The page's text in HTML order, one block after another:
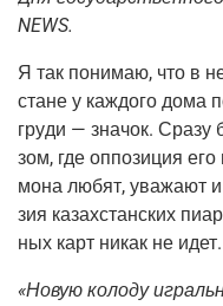
NEWS.
Я так пони­маю, что в
стане у каж­до­го дома
гру­ди — зна­чок.
зом, где оппо­зи­ция
мо­на любят, ува­жа­ют
зия казах­стан­ских
ных карт никак не идет.
«Новую коло­ду